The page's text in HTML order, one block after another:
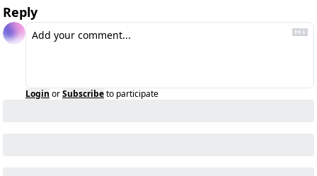
Reply
Login orSubscribeto participate